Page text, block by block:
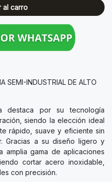
al carro
SEMI-INDUSTRIAL DE ALTO
destaca por su tecnología
siendo la elección ideal
rápido, suave y eficiente sin
Gracias a su diseño ligero y
amplia gama de aplicaciones
cortar acero inoxidable,
con precisión.